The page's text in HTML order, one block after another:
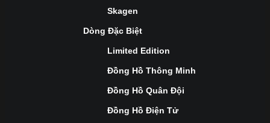
Skagen
Dòng Đặc Biệt
Limited Edition
Đồng Hồ Thông Minh
Đồng Hồ Quân Đội
Đồng Hồ Điện Tử